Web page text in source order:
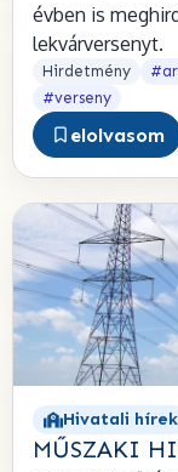
évben is
lekvárversenyt.
Hirdetmény
#verseny
elolvasom
Hivatali hírek
MŰSZAKI